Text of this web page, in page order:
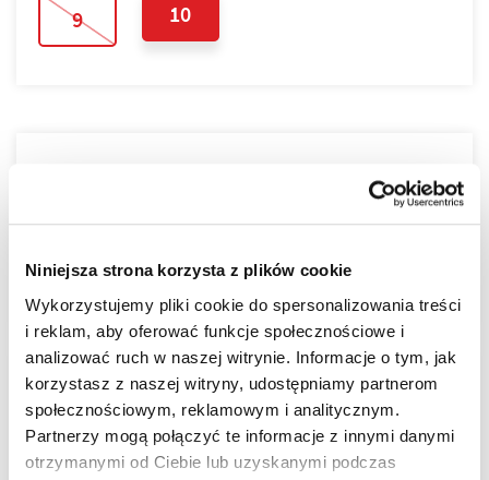
Niniejsza strona korzysta z plików cookie
Wykorzystujemy pliki cookie do spersonalizowania treści
i reklam, aby oferować funkcje społecznościowe i
analizować ruch w naszej witrynie. Informacje o tym, jak
korzystasz z naszej witryny, udostępniamy partnerom
społecznościowym, reklamowym i analitycznym.
Partnerzy mogą połączyć te informacje z innymi danymi
otrzymanymi od Ciebie lub uzyskanymi podczas
9 10
LOKALIZACJA
Tarasy nad Zalewem zostały stworzone jako cicha